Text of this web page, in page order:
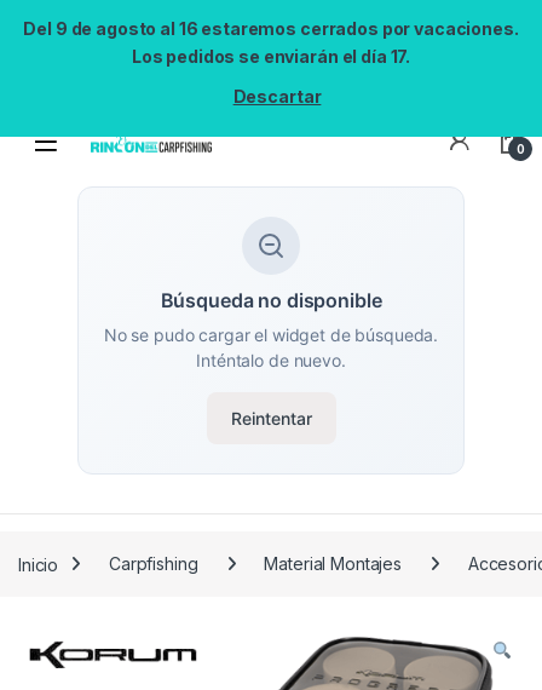
Del 9 de agosto al 16 estaremos cerrados por vacaciones.
Los pedidos se enviarán el día 17.
Descartar
0
Búsqueda no disponible
No se pudo cargar el widget de búsqueda.
Inténtalo de nuevo.
Reintentar
Inicio Carpfishing Material Montajes